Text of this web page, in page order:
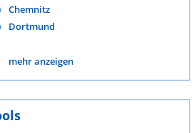
Chemnitz
Dortmund
mehr anzeigen